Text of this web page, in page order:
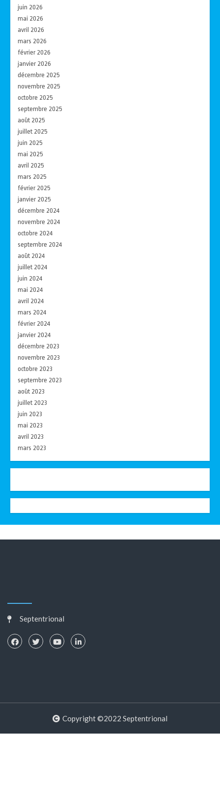
juin 2026
mai 2026
avril 2026
mars 2026
février 2026
janvier 2026
décembre 2025
novembre 2025
octobre 2025
septembre 2025
août 2025
juillet 2025
juin 2025
mai 2025
avril 2025
mars 2025
février 2025
janvier 2025
décembre 2024
novembre 2024
octobre 2024
septembre 2024
août 2024
juillet 2024
juin 2024
mai 2024
avril 2024
mars 2024
février 2024
janvier 2024
décembre 2023
novembre 2023
octobre 2023
septembre 2023
août 2023
juillet 2023
juin 2023
mai 2023
avril 2023
mars 2023
Septentrional
Copyright ©2022 Septentrional